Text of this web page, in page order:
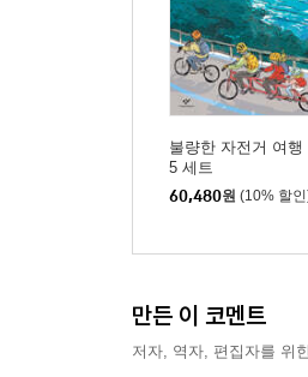
불량한 자전거 여행
5 세트
60,480원 (10% 할
만든 이 코멘트
저자, 역자, 편집자를 위